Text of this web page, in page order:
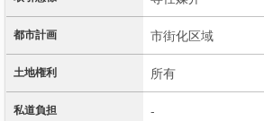
都市計画 市街化区域
土地権利 所有
私道負担 -